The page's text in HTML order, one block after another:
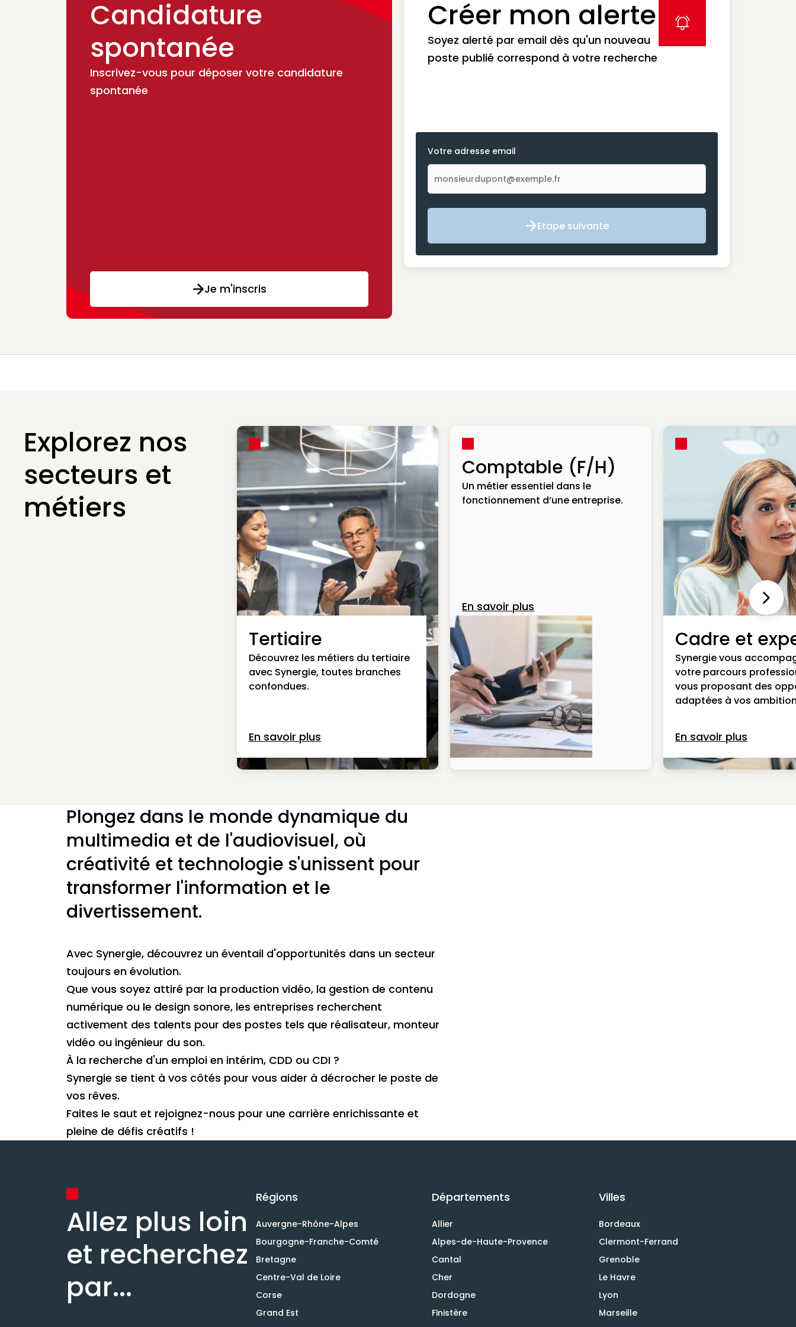
Candidature
spontanée
Inscrivez-vous pour déposer votre candidature
spontanée
Je m'inscris
Créer mon alerte
Soyez alerté par email dès qu'un nouveau
poste publié correspond à votre recherche
label icon
Votre adresse email*
Etape suivante
Etape suivante
Explorez nos
secteurs et
métiers
Tertiaire
Découvrez les métiers du tertiaire
avec Synergie, toutes branches
confondues.
En savoir plus
Comptable (F/H)
Un métier essentiel dans le
fonctionnement d’une entreprise.
En savoir plus
Cadre et
Synergie vous
votre parcours
vous proposant des
adaptées à vos
En savoir plus
Next
Plongez dans le monde dynamique du
multimedia et de l'audiovisuel, où
créativité et technologie s'unissent pour
transformer l'information et le
divertissement.
Avec Synergie, découvrez un éventail d'opportunités dans un secteur
toujours en évolution.
Que vous soyez attiré par la production vidéo, la gestion de contenu
numérique ou le design sonore, les entreprises recherchent
activement des talents pour des postes tels que réalisateur, monteur
vidéo ou ingénieur du son.
À la recherche d'un emploi en intérim, CDD ou CDI ?
Synergie se tient à vos côtés pour vous aider à décrocher le poste de
vos rêves.
Faites le saut et rejoignez-nous pour une carrière enrichissante et
pleine de défis créatifs !
Allez plus loin
et recherchez
par...
Régions
Auvergne-Rhône-Alpes
Bourgogne-Franche-Comté
Bretagne
Centre-Val de Loire
Corse
Grand Est
Départements
Allier
Alpes-de-Haute-Provence
Cantal
Cher
Dordogne
Finistère
Villes
Bordeaux
Clermont-Ferrand
Grenoble
Le Havre
Lyon
Marseille